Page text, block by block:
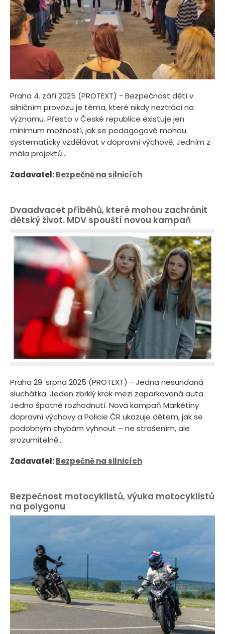
Praha 4. září 2025 (PROTEXT) - Bezpečnost dětí v
silničním provozu je téma, které nikdy neztrácí na
významu. Přesto v České republice existuje jen
minimum možností, jak se pedagogové mohou
systematicky vzdělávat v dopravní výchově. Jedním z
mála projektů...
Zadavatel:Bezpečně na silnicích
Dvaadvacet příběhů, které mohou zachránit
dětský život. MDV spouští novou kampaň
Praha 29. srpna 2025 (PROTEXT) - Jedna nesundaná
sluchátka. Jeden zbrklý krok mezi zaparkovaná auta.
Jedno špatné rozhodnutí. Nová kampaň Markétiny
dopravní výchovy a Policie ČR ukazuje dětem, jak se
podobným chybám vyhnout – ne strašením, ale
srozumitelně...
Zadavatel:Bezpečně na silnicích
Bezpečnost motocyklistů, výuka motocyklistů
na polygonu